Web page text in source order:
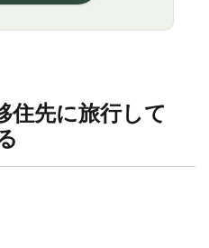
住先に旅行して